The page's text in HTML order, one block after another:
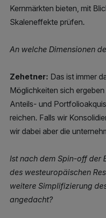
Kernmärkten bieten, mit
Skaleneffekte prüfen.
An welche Dimensionen
Zehetner: Das ist immer
Möglichkeiten sich
Anteils- und
reichen. Falls wir
wir dabei aber die
Ist nach dem Spin-off der
des westeuropäischen
weitere Simplifizierung
angedacht?